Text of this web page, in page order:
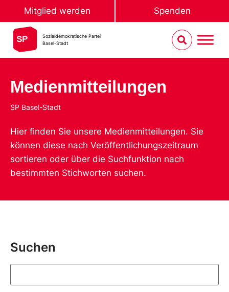
Mitglied werden Spenden
Sozialdemokratische Partei
Basel-Stadt
Medienmitteilungen
SP Basel-Stadt
Hier finden Sie unsere Medienmitteilungen. Sie
können diese nach Veröffentlichungszeitraum
sortieren oder über die Suchfunktion nach
bestimmten Stichworten suchen.
Suchen